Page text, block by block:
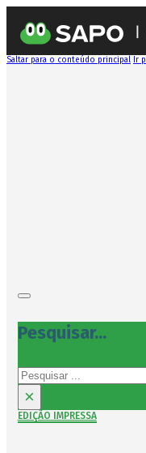
Saltar para o conteúdo principal Ir
Pesquisar...
Pesquisar
×
EDIÇÃO IMPRESSA